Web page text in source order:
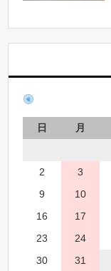
日
月
2
3
9
10
16
17
23
24
30
31